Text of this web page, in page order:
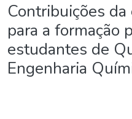
Contribuições
para a formação
estudantes de
Engenharia